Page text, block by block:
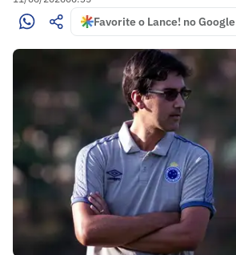
Favorite o Lance! no Google